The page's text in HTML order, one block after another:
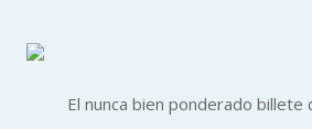
El nunca bien ponderado billete